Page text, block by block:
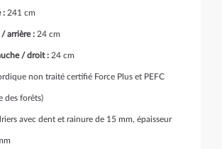
: 241 cm
arrière : 24 cm
/ droit : 24 cm
non traité certifié Force Plus et PEFC
des forêts)
avec dent et rainure de 15 mm, épaisseur